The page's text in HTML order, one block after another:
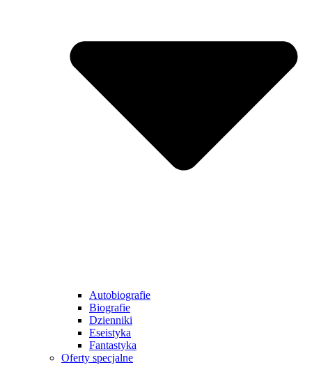
Autobiografie
Biografie
Dzienniki
Eseistyka
Fantastyka
Oferty specjalne